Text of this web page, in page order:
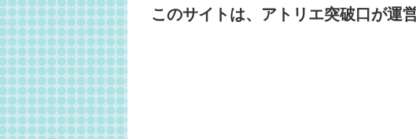
このサイトは、アトリエ突破口が運